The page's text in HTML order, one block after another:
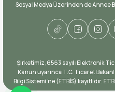
Sosyal Medya Üzerinden de Annee
​Şirketimiz, 6563 sayılı Elektronik
Kanun uyarınca T.C. Ticaret
Bilgi Sistemi’ne (ETBİS) kayıtlıdır.